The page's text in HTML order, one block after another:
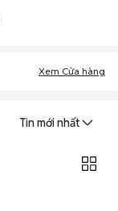
Xem Cửa hàng
Tin mới nhất